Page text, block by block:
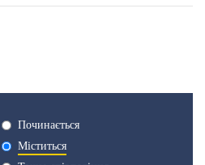
Починається
Міститься